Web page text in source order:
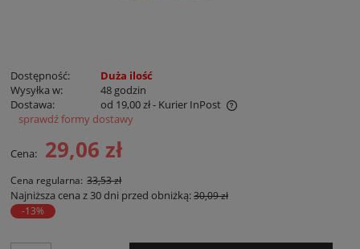
Dostępność:
Duża ilość
Wysyłka w:
48 godzin
Dostawa:
od 19,00 zł- Kurier InPost
Cena nie zawiera ewentualnych kosztów płatności
sprawdź formy dostawy
Cena: 29,06 zł
Cena regularna: 33,53 zł
Najniższa cena z 30 dni przed obniżką:30,09 zł
-13%